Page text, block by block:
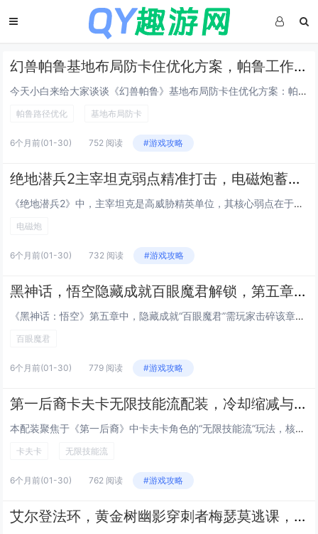
幻兽帕鲁基地布局防卡住优化方案，帕鲁工作路径AI修正的建筑物间距数据
今天小白来给大家谈谈《幻兽帕鲁》基地布局防卡住优化方案：帕鲁工作路径AI修正的建筑物间距数据。，以及对应的知识点，希望对大家有所帮助，不要忘了收藏本站呢今天给各位分享《幻兽帕鲁》基地布局防卡住优化方案：帕鲁工作路径AI修正的建筑物间距数据。...
帕鲁路径优化 基地布局防卡
6个月前(01-30) 752 阅读 #游戏攻略
绝地潜兵2主宰坦克弱点精准打击，电磁炮蓄力时间与装甲板裂缝的对应关系
《绝地潜兵2》中，主宰坦克是高威胁精英单位，其核心弱点在于背部装甲板上随时间周期性出现的裂缝，玩家需精准把握电磁炮的蓄力节奏——当电磁炮完成约3秒完全蓄力时，恰好对应装甲裂缝最宽、防御最薄弱的瞬间，此时命中可造成巨额伤害并触发硬直，大幅提升...
电磁炮
6个月前(01-30) 732 阅读 #游戏攻略
黑神话，悟空隐藏成就百眼魔君解锁，第五章所有石敢当击碎后的隐藏Boss位置
《黑神话：悟空》第五章中，隐藏成就“百眼魔君”需玩家击碎该章节全部石敢当后触发，完成所有石敢当破坏（共12处，分布于盘丝洞、黄花观等区域）后，返回黄花观顶层平台，原Boss战场地将出现异常光效与低语提示；此时使用定身术或火眼金睛扫描地面裂痕...
百眼魔君
6个月前(01-30) 779 阅读 #游戏攻略
第一后裔卡夫卡无限技能流配装，冷却缩减与能量获取堆叠的永续控场Build
本配装聚焦于《第一后裔》中卡夫卡角色的“无限技能流”玩法，核心思路是通过高冷却缩减（堆至40%上限）与持续能量获取双轴驱动，实现技能无缝循环与永续控场，装备选择优先触发能量回复效果的武器（如暴击回能副手）、搭配提供CDR与技能增益的传奇配件...
卡夫卡 无限技能流
6个月前(01-30) 762 阅读 #游戏攻略
艾尔登法环，黄金树幽影穿刺者梅瑟莫逃课，利用场景毒池与远程法术无伤磨血